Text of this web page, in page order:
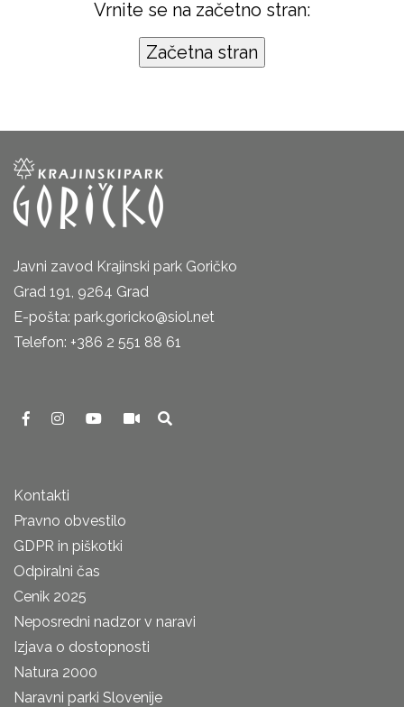
Vrnite se na začetno stran:
Javni zavod Krajinski park Goričko
Grad 191, 9264 Grad
E-pošta: park.goricko@siol.net
Telefon: +386 2 551 88 61
Kontakti
Pravno obvestilo
GDPR in piškotki
Odpiralni čas
Cenik 2025
Neposredni nadzor v naravi
Izjava o dostopnosti
Natura 2000
Naravni parki Slovenije